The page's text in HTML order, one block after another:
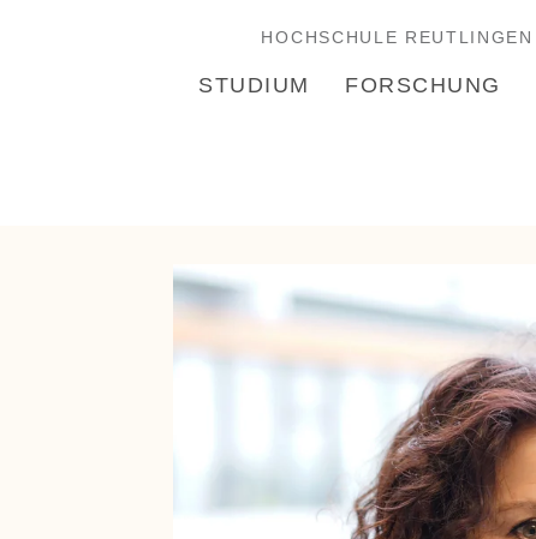
HOCHSCHULE REUTLINGEN
STUDIUM FORSCHUNG